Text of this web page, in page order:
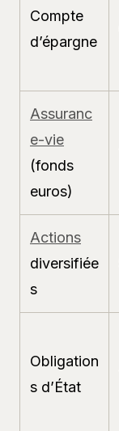
Compte
d’épargne
Assuranc
e-vie
(fonds
euros)
Actions
diversifiée
s
Obligation
s d’État